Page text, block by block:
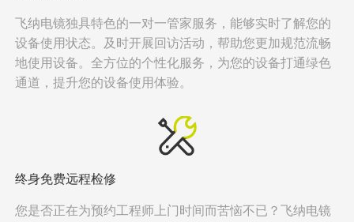
飞纳电镜独具特色的一对一管家服务，能够实时了解您的
设备使用状态。及时开展回访活动，帮助您更加规范流畅
地使用设备。全方位的个性化服务，为您的设备打通绿色
通道，提升您的设备使用体验。
终身免费远程检修
您是否正在为预约工程师上门时间而苦恼不已？飞纳电镜